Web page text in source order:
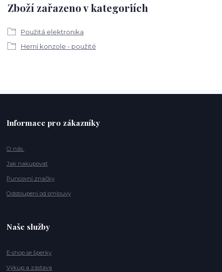
Zboží zařazeno v kategoriích
Použitá elektronika
Herní konzole - použité
Informace pro zákazníky
O nás
Jak nakupovat
Puncovní značky
Odstoupení od smlouvy
Naše služby
E-shop se šperky
Výkup a zástava